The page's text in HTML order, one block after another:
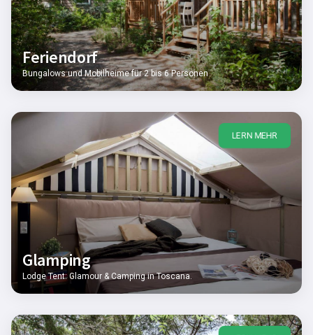
Feriendorf
Bungalows und Mobilheime für 2 bis 6 Personen
LERN MEHR
Glamping
Lodge Tent: Glamour & Camping in Toscana.